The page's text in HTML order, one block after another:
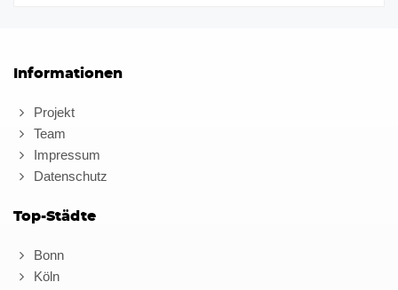
Informationen
Projekt
Team
Impressum
Datenschutz
Top-Städte
Bonn
Köln